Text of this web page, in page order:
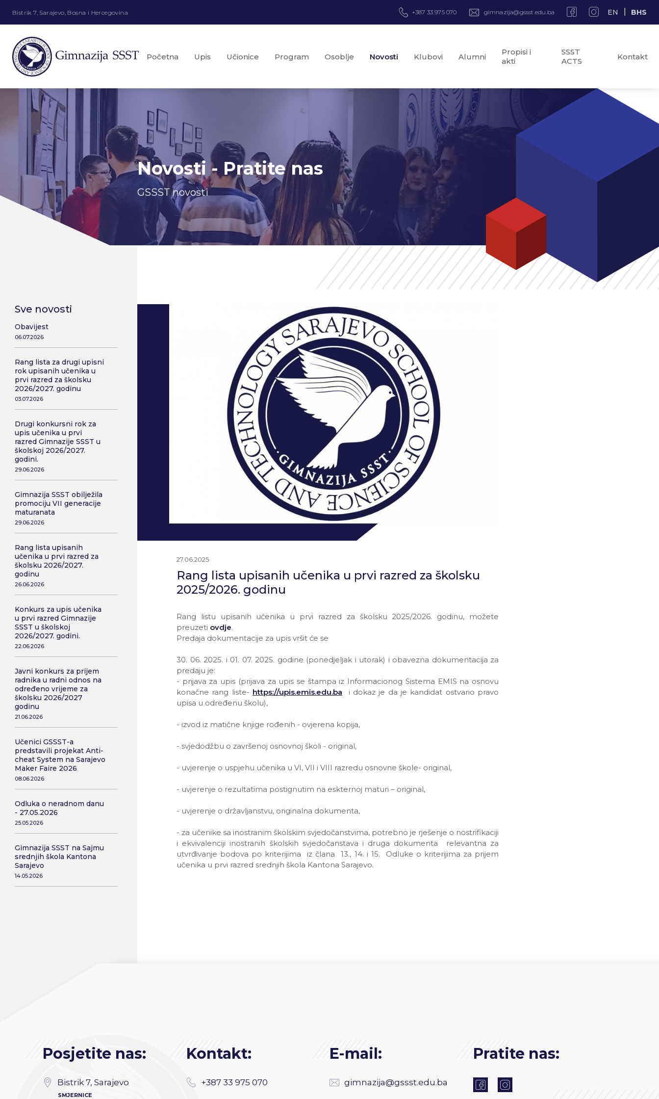
Bistrik 7, Sarajevo, Bosna i Hercegovina +387 33 975 070 gimnazija@gssst.edu.ba EN BHS
Početna Upis Učionice Program Osoblje Novosti Klubovi Alumni
Propisi i
akti
SSST
ACTS
Kontakt
Novosti - Pratite nas
GSSST novosti
Sve novosti
Obavijest
06.07.2026
Rang lista za drugi upisni
rok upisanih učenika u
prvi razred za školsku
2026/2027. godinu
03.07.2026
Drugi konkursni rok za
upis učenika u prvi
razred Gimnazije SSST u
školskoj 2026/2027.
godini.
29.06.2026
Gimnazija SSST obilježila
promociju VII generacije
maturanata
29.06.2026
Rang lista upisanih
učenika u prvi razred za
školsku 2026/2027.
godinu
26.06.2026
Konkurs za upis učenika
u prvi razred Gimnazije
SSST u školskoj
2026/2027. godini.
22.06.2026
Javni konkurs za prijem
radnika u radni odnos na
određeno vrijeme za
školsku 2026/2027
godinu
21.06.2026
Učenici GSSST-a
predstavili projekat Anti-
cheat System na Sarajevo
Maker Faire 2026
08.06.2026
Odluka o neradnom danu
- 27.05.2026
25.05.2026
Gimnazija SSST na Sajmu
srednjih škola Kantona
Sarajevo
14.05.2026
27.06.2025
Rang lista upisanih učenika u prvi razred za školsku
2025/2026. godinu
Rang listu upisanih učenika u prvi razred za školsku 2025/2026. godinu, možete
preuzeti ovdje.
Predaja dokumentacije za upis vršit će se
30. 06. 2025. i 01. 07. 2025. godine (ponedjeljak i utorak) i obavezna dokumentacija za
predaju je:
- prijava za upis (prijava za upis se štampa iz Informacionog Sistema EMIS na osnovu
konačne rang liste- https://upis.emis.edu.ba i dokaz je da je kandidat ostvario pravo
upisa u određenu školu),
- izvod iz matične knjige rođenih - ovjerena kopija,
- svjedodžbu o završenoj osnovnoj školi - original,
- uvjerenje o uspjehu učenika u VI, VII i VIII razredu osnovne škole- original,
- uvjerenje o rezultatima postignutim na eskternoj maturi – original,
- uvjerenje o državljanstvu, originalna dokumenta,
- za učenike sa inostranim školskim svjedočanstvima, potrebno je rješenje o nostrifikaciji
i ekvivalenciji inostranih školskih svjedočanstava i druga dokumenta relevantna za
utvrđivanje bodova po kriterijima iz člana 13., 14. i 15. Odluke o kriterijima za prijem
učenika u prvi razred srednjih škola Kantona Sarajevo.
Posjetite nas:
Bistrik 7, Sarajevo
SMJERNICE
Kontakt:
+387 33 975 070
E-mail:
gimnazija@gssst.edu.ba
Pratite nas: